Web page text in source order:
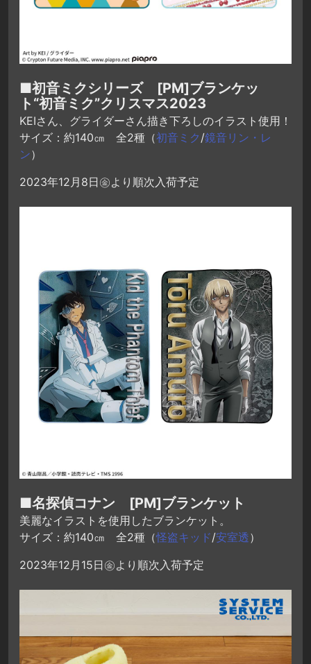
■初音ミクシリーズ [PM]ブランケッ
ト“初音ミク”クリスマス2023
KEIさん、グライダーさん描き下ろしのイラスト使用！
サイズ：約140㎝ 全2種（初音ミク /鏡音リン・レ
ン）
2023年12月8日㊎より順次入荷予定
■名探偵コナン [PM]ブランケット
美麗なイラストを使用したブランケット。
サイズ：約140㎝ 全2種（怪盗キッド/安室透）
2023年12月15日㊎より順次入荷予定